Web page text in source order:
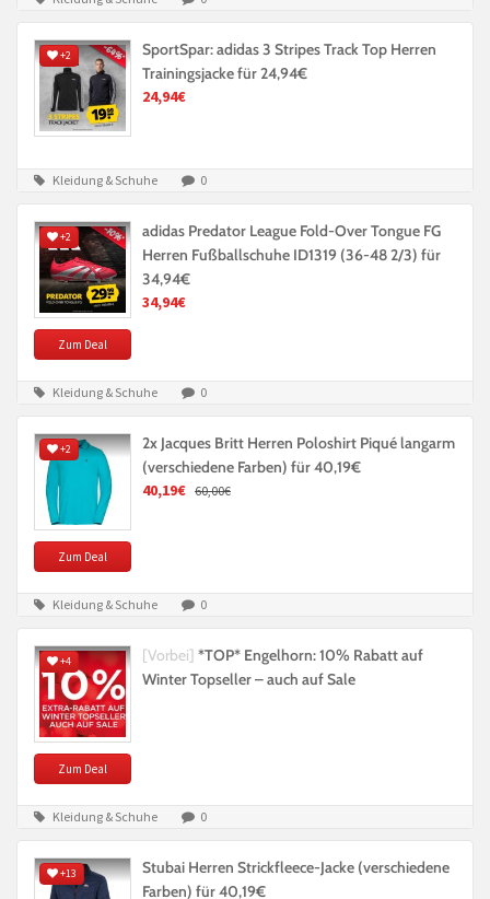
+2
SportSpar: adidas 3 Stripes Track Top Herren
Trainingsjacke für 24,94€
24,94€
Kleidung & Schuhe 0
+2
Zum Deal
adidas Predator League Fold-Over Tongue FG
Herren Fußballschuhe ID1319 (36-48 2/3) für
34,94€
34,94€
Kleidung & Schuhe 0
+2
Zum Deal
2x Jacques Britt Herren Poloshirt Piqué langarm
(verschiedene Farben) für 40,19€
40,19€ 60,00€
Kleidung & Schuhe 0
+4
Zum Deal
[Vorbei] *TOP* Engelhorn: 10% Rabatt auf
Winter Topseller – auch auf Sale
Kleidung & Schuhe 0
+13
Stubai Herren Strickfleece-Jacke (verschiedene
Farben) für 40,19€